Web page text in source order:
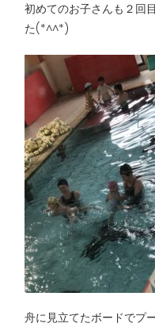
初めてのお子さんも２回
た(*^^*)
舟に見立てたボードでプ